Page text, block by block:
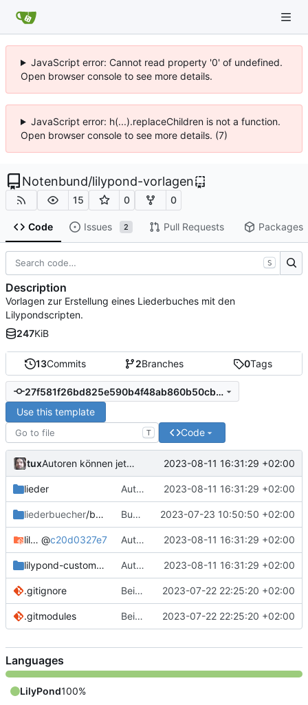
JavaScript error: Cannot read property '0' of undefined.
Open browser console to see more details.
JavaScript error: h(...).replaceChildren is not a function.
Open browser console to see more details. (7)
Notenbund/lilypond-vorlagen
15 0 0
Code Issues 2 Pull Requests Packages
13Commits 2Branches 0Tags
27f581f26bd825e590b4f48ab860b50cb486f2bc
Use this template
T Code
tux Autoren können jetzt aus Autorenverzeichnis geladen und automatisch angezeigt werden 2023-08-11 16:31:29 +02:00
lieder Autoren können jetzt aus Autorenverzeichnis geladen und automatisch angezeigt werden 2023-08-11 16:31:29 +02:00
liederbuecher/beispiel_liederbuch Bugfix Beispielliederbuch 2023-07-23 10:50:50 +02:00
lilypond-common-includes @c20d0327e7 Autoren können jetzt aus Autorenverzeichnis geladen und automatisch angezeigt werden 2023-08-11 16:31:29 +02:00
lilypond-custom-includes Autoren können jetzt aus Autorenverzeichnis geladen und automatisch angezeigt werden 2023-08-11 16:31:29 +02:00
.gitignore Beispielliederbuch 2023-07-22 22:25:20 +02:00
.gitmodules Beispielliederbuch 2023-07-22 22:25:20 +02:00
S
Description
Vorlagen zur Erstellung eines Liederbuches mit den
Lilypondscripten.
247KiB
Languages
LilyPond100%